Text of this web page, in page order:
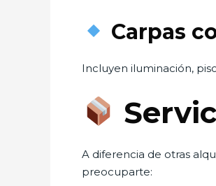
Carpas
Incluyen iluminación,
A diferencia de otras
preocuparte: